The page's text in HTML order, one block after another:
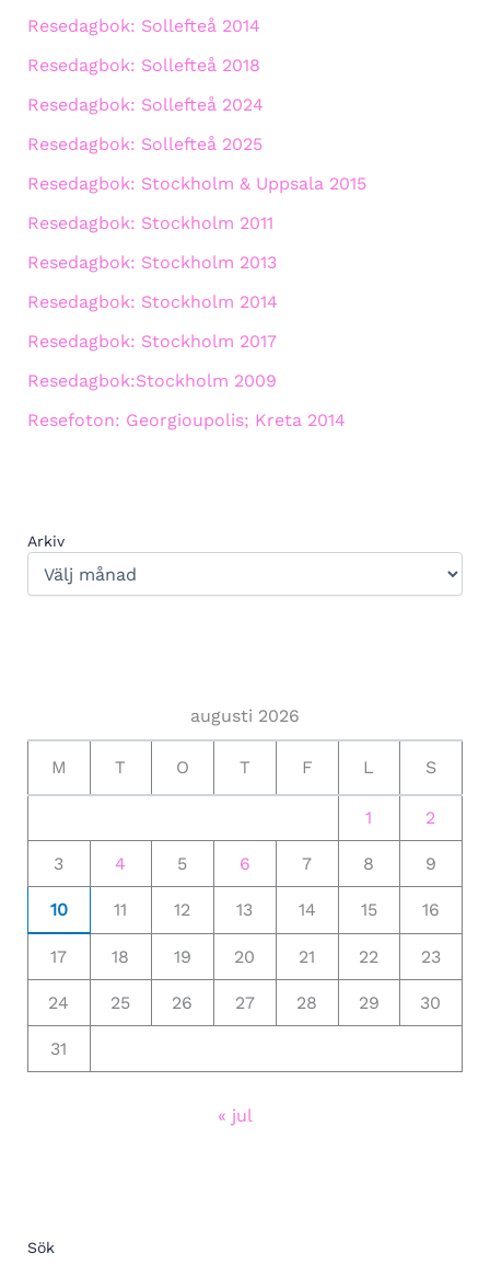
Resedagbok: Sollefteå 2014
Resedagbok: Sollefteå 2018
Resedagbok: Sollefteå 2024
Resedagbok: Sollefteå 2025
Resedagbok: Stockholm & Uppsala 2015
Resedagbok: Stockholm 2011
Resedagbok: Stockholm 2013
Resedagbok: Stockholm 2014
Resedagbok: Stockholm 2017
Resedagbok:Stockholm 2009
Resefoton: Georgioupolis; Kreta 2014
Arkiv
augusti 2026
M T O T F L S
1 2
3 4 5 6 7 8 9
10 11 12 13 14 15 16
17 18 19 20 21 22 23
24 25 26 27 28 29 30
31
« jul
Sök